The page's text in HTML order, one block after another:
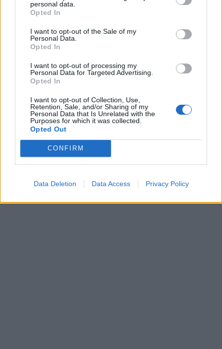
personal data.
Opted In
I want to opt-out of the Sale of my
Personal Data.
Opted In
I want to opt-out of processing my
Personal Data for Targeted Advertising.
Opted In
I want to opt-out of Collection, Use,
Retention, Sale, and/or Sharing of my
Personal Data that Is Unrelated with the
Purposes for which it was collected.
Opted Out
CONFIRM
Data Deletion Data Access Privacy Policy
In evidenza